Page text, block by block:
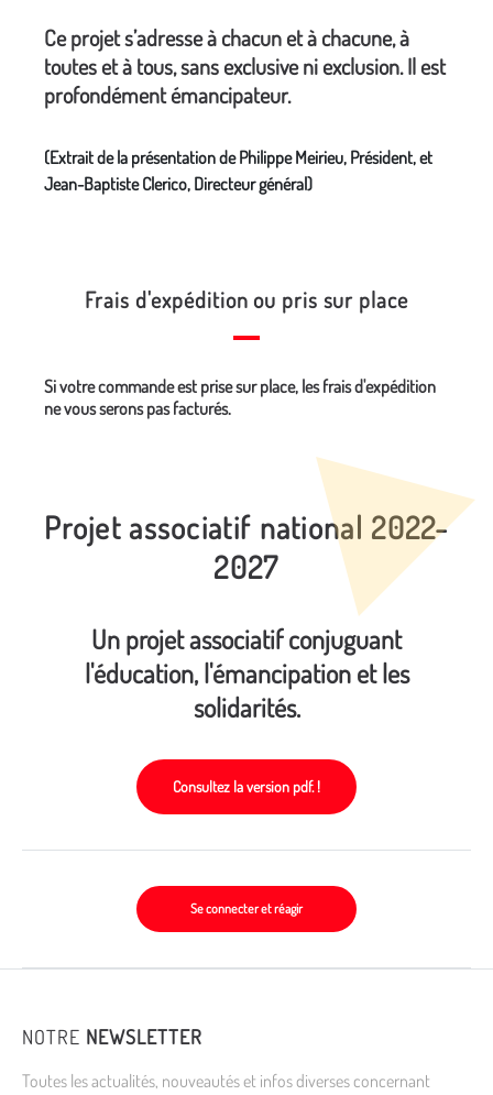
Ce projet s’adresse à chacun et à chacune, à
toutes et à tous, sans exclusive ni exclusion. Il est
profondément émancipateur.
(Extrait de la présentation de Philippe Meirieu, Président, et
Jean-Baptiste Clerico, Directeur général)
Frais d'expédition ou pris sur place
Si votre commande est prise sur place, les frais d'expédition
ne vous serons pas facturés.
Projet associatif national 2022-
2027
Un projet associatif conjuguant
l'éducation, l'émancipation et les
solidarités.
Consultez la version pdf. !
Se connecter et réagir
NOTRE NEWSLETTER
Toutes les actualités, nouveautés et infos diverses concernant